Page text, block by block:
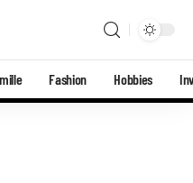
Fashion Hobbies